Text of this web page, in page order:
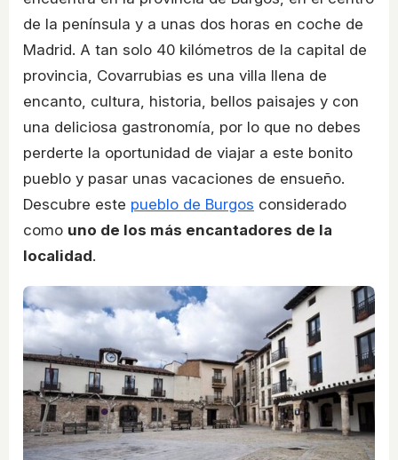
de la península y a unas dos horas en coche de
Madrid. A tan solo 40 kilómetros de la capital de
provincia, Covarrubias es una villa llena de
encanto, cultura, historia, bellos paisajes y con
una deliciosa gastronomía, por lo que no debes
perderte la oportunidad de viajar a este bonito
pueblo y pasar unas vacaciones de ensueño.
Descubre este pueblo de Burgos considerado
como uno de los más encantadores de la
localidad.